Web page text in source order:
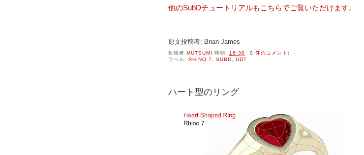
他のSubDチュートリアルもこちらでご覧いただけます。
原文投稿者: Brian James
投稿者 MUTSUMI 時刻: 16:30
0 件のコメント:
ラベル: RHINO 7 , SUBD, UDT
ハート型のリング